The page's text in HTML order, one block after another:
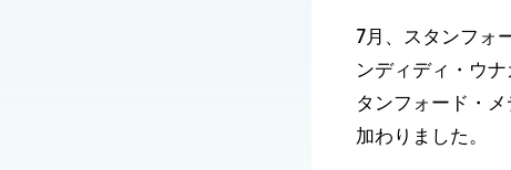
7月、スタンフォ
ンディディ・ウ
タンフォード・
加わりました。